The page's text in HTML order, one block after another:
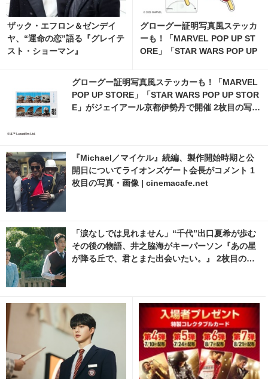
ザック・エフロン＆ゼンデイ
ヤ、“運命の恋”語る『グレイテ
スト・ショーマン』
グローグー証明写真風ステッカ
ーも！「MARVEL POP UP ST
ORE」「STAR WARS POP UP
伊勢丹で開催 4枚目の写真・画
像 | cinemacafe.net
グローグー証明写真風ステッカーも！「MARVEL
POP UP STORE」「STAR WARS POP UP STOR
E」がジェイアール京都伊勢丹で開催 2枚目の写
『Michael／マイケル』続編、製作開始時期と公
開日についてライオンズゲート会長がコメント 1
枚目の写真・画像 | cinemacafe.net
「涙なしでは見れません」“千代”出口夏希が歩む
その後の物語、井之脇海がキーパーソン『あの星
が降る丘で、君とまた出会いたい。』 2枚目の写